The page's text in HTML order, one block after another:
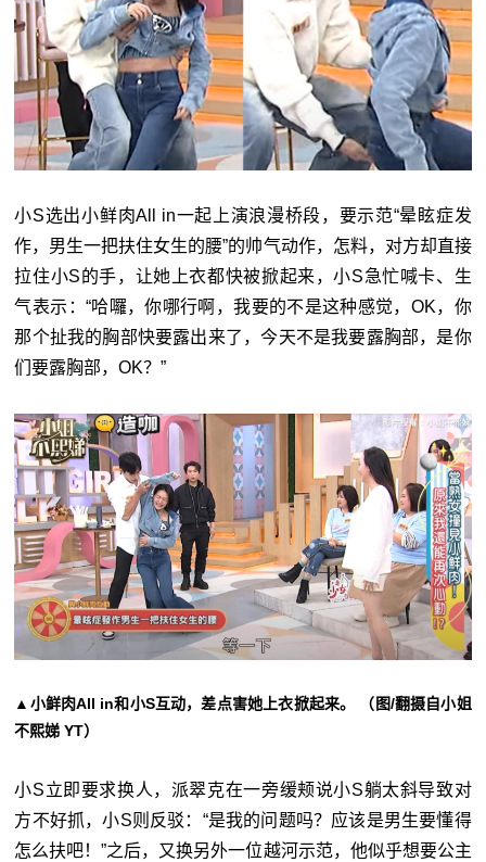
小S选出小鲜肉All in一起上演浪漫桥段，要示范“晕眩症发
作，男生一把扶住女生的腰”的帅气动作，怎料，对方却直接
拉住小S的手，让她上衣都快被掀起来，小S急忙喊卡、生
气表示：“哈囉，你哪行啊，我要的不是这种感觉，OK，你
那个扯我的胸部快要露出来了，今天不是我要露胸部，是你
们要露胸部，OK？”
▲小鲜肉All in和小S互动，差点害她上衣掀起来。 （图/翻摄自小姐
不熙娣 YT）
小S立即要求换人，派翠克在一旁缓颊说小S躺太斜导致对
方不好抓，小S则反驳：“是我的问题吗？应该是男生要懂得
怎么扶吧！”之后，又换另外一位越河示范，他似乎想要公主